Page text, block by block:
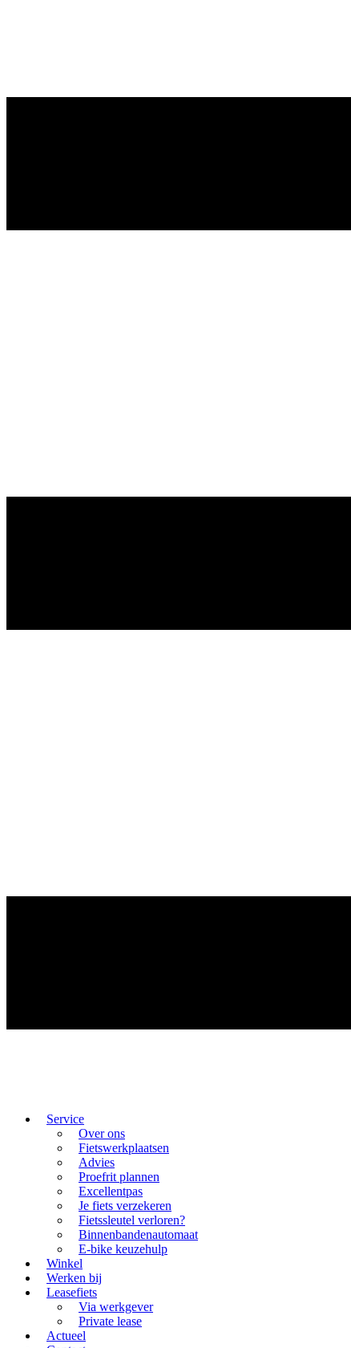
Service
Over ons
Fietswerkplaatsen
Advies
Proefrit plannen
Excellentpas
Je fiets verzekeren
Fietssleutel verloren?
Binnenbandenautomaat
E-bike keuzehulp
Winkel
Werken bij
Leasefiets
Via werkgever
Private lease
Actueel